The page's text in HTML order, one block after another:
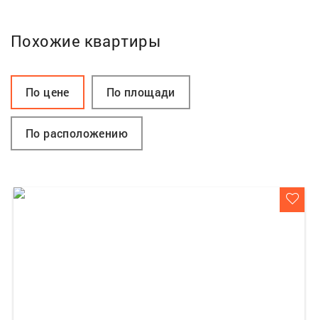
Похожие квартиры
По цене По площади
По расположению